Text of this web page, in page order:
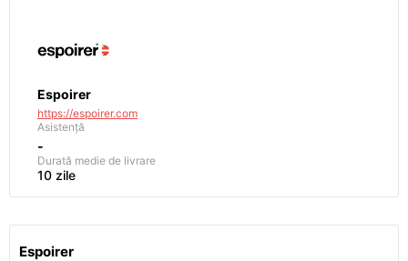
Espoirer
https://espoirer.com
Asistență
-
Durată medie de livrare
10 zile
Espoirer